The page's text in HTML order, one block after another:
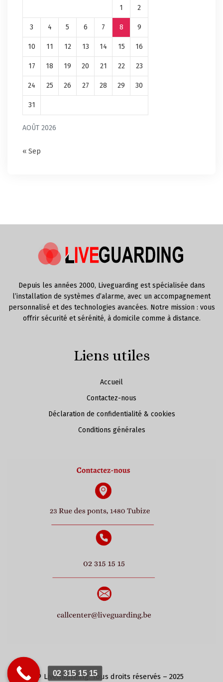
AOÛT 2026
1 2
3 4 5 6 7 8 9
10 11 12 13 14 15 16
17 18 19 20 21 22 23
24 25 26 27 28 29 30
31
« Sep
Depuis les années 2000, Liveguarding est spécialisée dans
l’installation de systèmes d’alarme, avec un accompagnement
personnalisé et des technologies avancées. Notre mission : vous
offrir sécurité et sérénité, à domicile comme à distance.
Liens utiles
Accueil
Contactez-nous
Déclaration de confidentialité & cookies
Conditions générales
© LiveGuarding. Tous droits réservés – 2025
02 315 15 15